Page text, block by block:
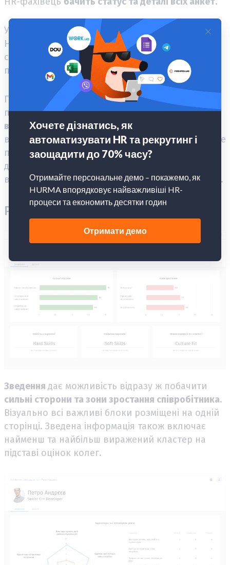
У системі з’являтьсяавтоматичні нагадування:
HR-и не проґавлять час запуску оцінки, а
співробітники — точно дадуть відповідь на
питання.
Після завершення опитування можна
подивитися його результати. Спочатку доступ
відкритий тільки керівнику, а потім
відкривається вже співробітнику. HR-фахівцю не
потрібно постійно стежити за «Налаштуванням
доступу» та плутатися в посиланнях, як це
відбувається під час роботи з Google Таблицями.
Результати опитувань
Зведення дає можливість відразу ж побачити
сильні сторони та зони зростання співробітника.
Візуально всі важливі блоки розміщені на одній
сторінці. Зведена інформація також включає
найменш та найбільш виражений кластер на
підставі оцінок колег.